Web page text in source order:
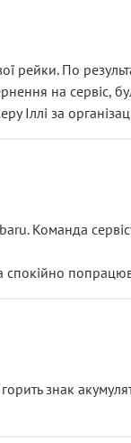
рейки. По
на сервіс,
Іллі за
Команда
знак